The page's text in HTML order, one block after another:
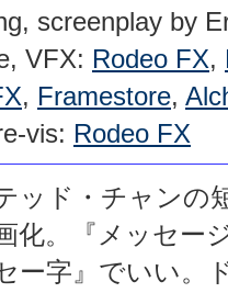
screenplay by
VFX: Rodeo FX,
, Framestore,
vis: Rodeo FX
ッド・チャンの
化。『メッセー
ー字』でいい。